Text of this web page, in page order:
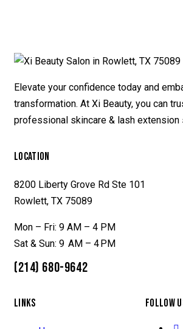
Elevate your confidence today and
transformation. At Xi Beauty, you can
professional skincare & lash extension
LOCATION
8200 Liberty Grove Rd Ste 101
Rowlett, TX 75089
Mon – Fri: 9 AM – 4 PM
Sat & Sun: 9 AM – 4 PM
(214) 680-9642
LINKS FOLLOW